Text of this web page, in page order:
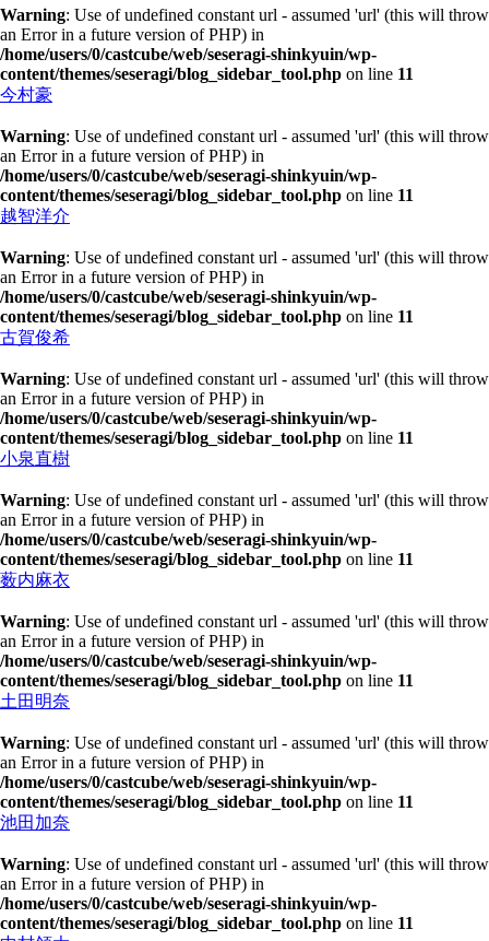
Warning: Use of undefined constant url - assumed 'url' (this will throw
an Error in a future version of PHP) in
/home/users/0/castcube/web/seseragi-shinkyuin/wp-
content/themes/seseragi/blog_sidebar_tool.php on line 11
今村豪
Warning: Use of undefined constant url - assumed 'url' (this will throw
an Error in a future version of PHP) in
/home/users/0/castcube/web/seseragi-shinkyuin/wp-
content/themes/seseragi/blog_sidebar_tool.php on line 11
越智洋介
Warning: Use of undefined constant url - assumed 'url' (this will throw
an Error in a future version of PHP) in
/home/users/0/castcube/web/seseragi-shinkyuin/wp-
content/themes/seseragi/blog_sidebar_tool.php on line 11
古賀俊希
Warning: Use of undefined constant url - assumed 'url' (this will throw
an Error in a future version of PHP) in
/home/users/0/castcube/web/seseragi-shinkyuin/wp-
content/themes/seseragi/blog_sidebar_tool.php on line 11
小泉直樹
Warning: Use of undefined constant url - assumed 'url' (this will throw
an Error in a future version of PHP) in
/home/users/0/castcube/web/seseragi-shinkyuin/wp-
content/themes/seseragi/blog_sidebar_tool.php on line 11
薮内麻衣
Warning: Use of undefined constant url - assumed 'url' (this will throw
an Error in a future version of PHP) in
/home/users/0/castcube/web/seseragi-shinkyuin/wp-
content/themes/seseragi/blog_sidebar_tool.php on line 11
土田明奈
Warning: Use of undefined constant url - assumed 'url' (this will throw
an Error in a future version of PHP) in
/home/users/0/castcube/web/seseragi-shinkyuin/wp-
content/themes/seseragi/blog_sidebar_tool.php on line 11
池田加奈
Warning: Use of undefined constant url - assumed 'url' (this will throw
an Error in a future version of PHP) in
/home/users/0/castcube/web/seseragi-shinkyuin/wp-
content/themes/seseragi/blog_sidebar_tool.php on line 11